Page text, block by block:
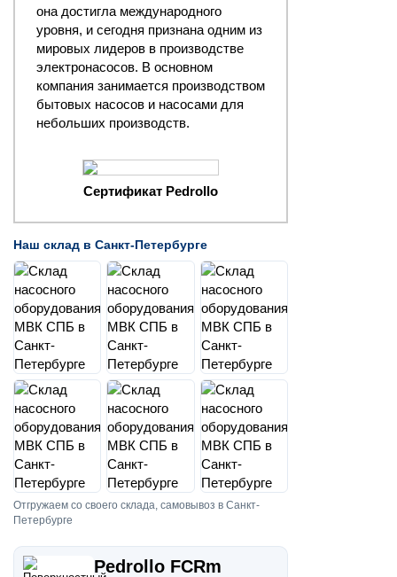
она достигла международного
уровня, и сегодня признана одним из
мировых лидеров в производстве
электронасосов. В основном
компания занимается производством
бытовых насосов и насосами для
небольших производств.
Сертификат Pedrollo
Наш склад в Санкт-Петербурге
Отгружаем со своего склада, самовывоз в Санкт-
Петербурге
Pedrollo FCRm